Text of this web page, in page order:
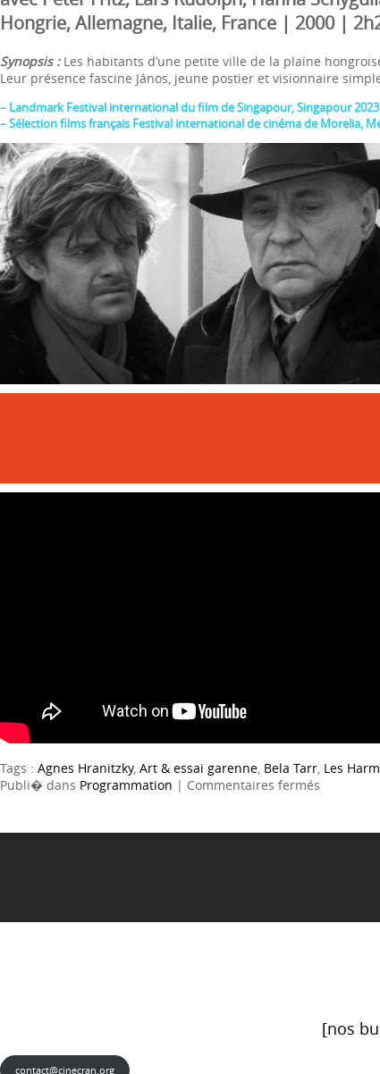
Hongrie, Allemagne, Italie, France | 2000 |
Synopsis :Les habitants d’une petite ville de la plaine
Leur présence fascine János, jeune postier et visionnaire
– Landmark Festival international du film de Singapour, Singapour 2023
– Sélection films français Festival international de cinéma de Morelia,
Tags : Agnes Hranitzky, Art & essai garenne, Bela Tarr, Les
Publi� dans Programmation | Commentaires fermés
[nos
contact@cinecran.org